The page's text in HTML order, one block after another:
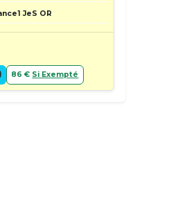
JeS OR
86 € Si Exempté